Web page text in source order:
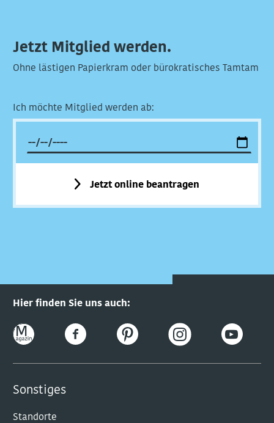
Jetzt Mitglied werden.
Ohne lästigen Papierkram oder bürokratisches Tamtam
Ich möchte Mitglied werden ab:
Jetzt online beantragen
Hier finden Sie uns auch:
Sonstiges
Standorte